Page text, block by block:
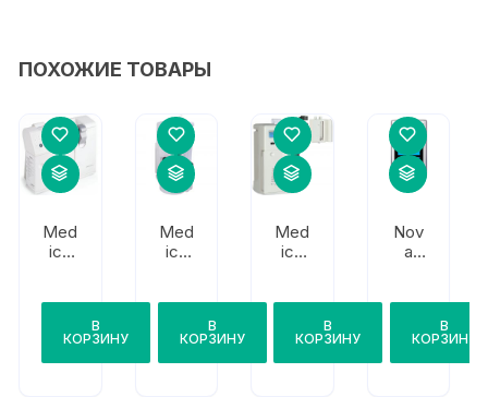
ПОХОЖИЕ ТОВАРЫ
Med
ica
Easy
Stat
В
КОРЗИНУ
Med
ica
Easy
Lyte
Expa
nd
В
КОРЗИНУ
Med
ica
Easy
Lyte
Lithi
um
В
КОРЗИНУ
Nov
a
Gluc
ose/
Keto
В
КОРЗИНУ